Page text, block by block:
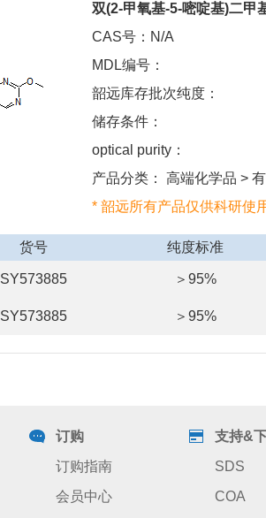
双(2-甲氧基-5-嘧啶基)二甲
CAS号：N/A
MDL编号：
韶远库存批次纯度：
储存条件：
optical purity：
产品分类： 高端化学品 >
* 韶远所有产品仅供科研使
货号 纯度标准
SY573885 ＞95%
SY573885 ＞95%
订购
订购指南
会员中心
支持&
SDS
COA